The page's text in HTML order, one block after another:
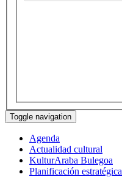
Toggle navigation
Agenda
Actualidad cultural
KulturAraba Bulegoa
Planificación estratégica